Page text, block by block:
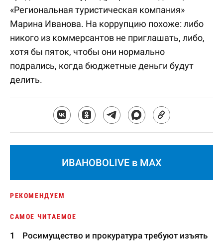
«Региональная туристическая компания»
Марина Иванова. На коррупцию похоже: либо
никого из коммерсантов не приглашать, либо,
хотя бы пяток, чтобы они нормально
подрались, когда бюджетные деньги будут
делить.
ИВАНОВОLIVE в MAX
РЕКОМЕНДУЕМ
САМОЕ ЧИТАЕМОЕ
Росимущество и прокуратура требуют изъять